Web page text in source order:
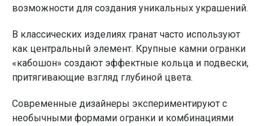
возможности для создания уникальных украшений.
В классических изделиях гранат часто используют
как центральный элемент. Крупные камни огранки
«кабошон» создают эффектные кольца и подвески,
притягивающие взгляд глубиной цвета.
Современные дизайнеры экспериментируют с
необычными формами огранки и комбинациями